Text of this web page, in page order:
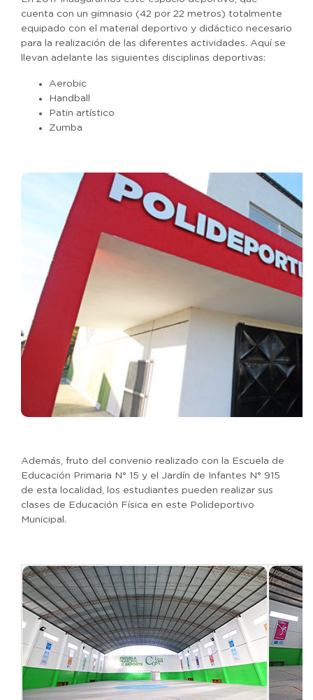
cuenta con un gimnasio (42 por 22 metros) totalmente
equipado con el material deportivo y didáctico necesario
para la realización de las diferentes actividades. Aquí se
llevan adelante las siguientes disciplinas deportivas:
Aerobic
Handball
Patin artístico
Zumba
Además, fruto del convenio realizado con la Escuela de
Educación Primaria N° 15 y el Jardín de Infantes N° 915
de esta localidad, los estudiantes pueden realizar sus
clases de Educación Física en este Polideportivo
Municipal.